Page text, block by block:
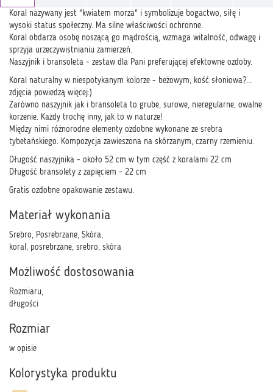
Koral nazywany jest "kwiatem morza" i symbolizuje bogactwo, siłę i
wysoki status społeczny. Ma silne właściwości ochronne.
Koral obdarza osobę noszącą go mądrością, wzmaga witalność, odwagę i
sprzyja urzeczywistnianiu zamierzeń.
Naszyjnik i bransoleta - zestaw dla Pani preferującej efektowne ozdoby.
Koral naturalny w niespotykanym kolorze - beżowym, kość słoniowa?...
zdjęcia powiedzą więcej:)
Zarówno naszyjnik jak i bransoleta to grube, surowe, nieregularne, owalne
korzenie. Każdy trochę inny, jak to w naturze!
Między nimi różnorodne elementy ozdobne wykonane ze srebra
tybetańskiego. Kompozycja zawieszona na skórzanym, czarny rzemieniu.
Długość naszyjnika - około 52 cm w tym część z koralami 22 cm
Długość bransolety z zapięciem - 22 cm
Gratis ozdobne opakowanie zestawu.
Materiał wykonania
Srebro, Posrebrzane, Skóra,
koral, posrebrzane, srebro, skóra
Możliwość dostosowania
Rozmiaru,
długości
Rozmiar
w opisie
Kolorystyka produktu